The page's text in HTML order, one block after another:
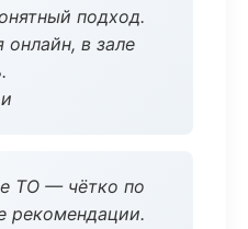
подход.
онлайн, в зале
ТО — чётко по
рекомендации.